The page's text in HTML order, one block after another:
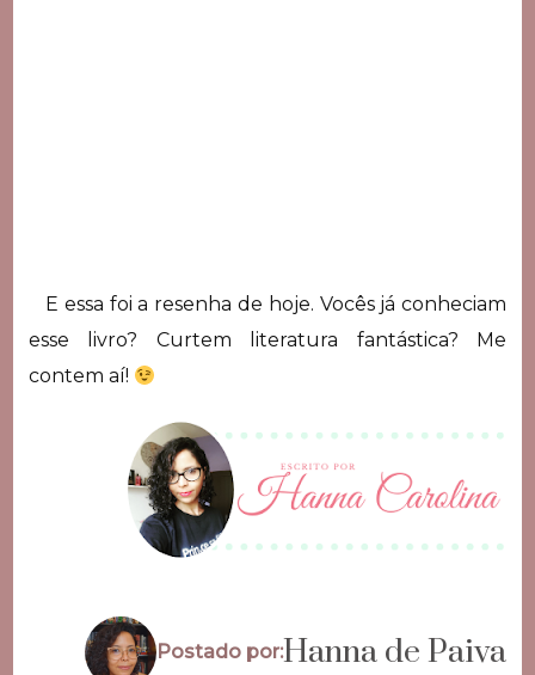
E essa foi a resenha de hoje. Vocês já conheciam
esse livro? Curtem literatura fantástica? Me
contem aí!
Postado por:Hanna de Paiva